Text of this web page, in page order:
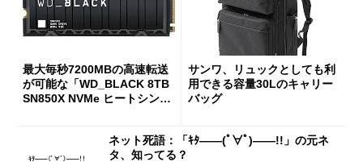
最大毎秒7200MBの高速転送
が可能な「WD_BLACK 8TB
SN850X NVMe ヒートシンク
サンワ、リュックとしても利
用できる容量30Lのキャリー
バッグ
ネット死語：「ｷﾀ――(ﾟ∀ﾟ)――!!」の元ネ
タ、知ってる？